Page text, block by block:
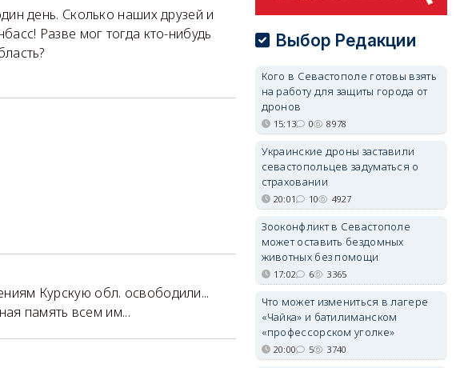
день. Сколько наших друзей и
Разве мог тогда кто-нибудь
Курскую обл. освободили...
память всем им...
Выбор Редакции
Кого в Севастополе готовы взять
на работу для защиты города от
дронов
15:13 0 8978
Украинские дроны заставили
севастопольцев задуматься о
страховании
20:01 10 4927
Зооконфликт в Севастополе
может оставить бездомных
животных без помощи
17:02 6 3365
Что может измениться в лагере
«Чайка» и батилиманском
«профессорском уголке»
20:00 5 3740